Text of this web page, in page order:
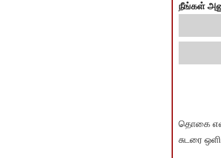
நீங்கள்
தொகை
சுடரை